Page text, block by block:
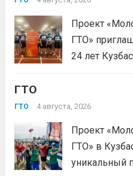
приходи на
документ,
удобную
Проект
ГТО»
24 лет
нормативы
с
ГТО
ГТО 4 августа, 2026
Проект
ГТО» в
уникальный